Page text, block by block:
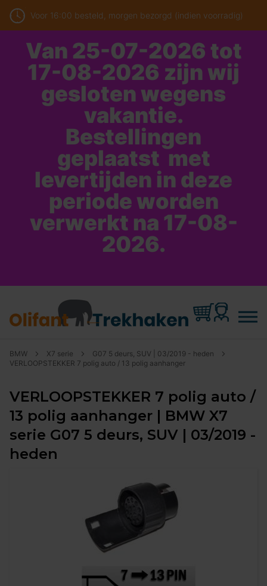
Voor 16:00 besteld, morgen bezorgd (indien voorradig)
Van 25-07-2026 tot
17-08-2026 zijn wij
gesloten wegens
vakantie.
Bestellingen
geplaatst met
levertijden in deze
periode worden
verwerkt na 17-08-
2026.
BMW X7 serie
G07 5 deurs, SUV | 03/2019 - heden
VERLOOPSTEKKER 7 polig auto / 13 polig aanhanger
VERLOOPSTEKKER 7 polig auto /
13 polig aanhanger | BMW X7
serie G07 5 deurs, SUV | 03/2019 -
heden